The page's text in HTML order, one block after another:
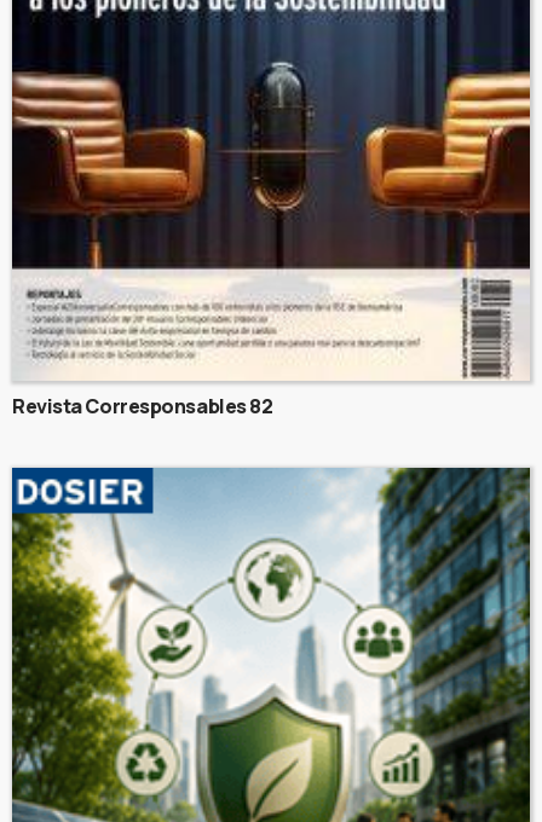
Revista Corresponsables 82